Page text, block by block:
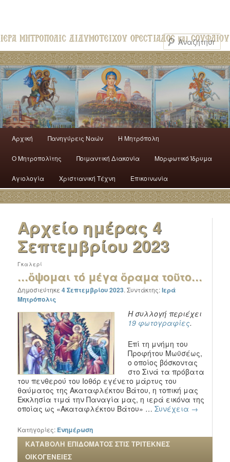
Αρχική Πανηγύρεις Ναών H Mητρόπολη
Ο Mητροπολίτης Ποιμαντική Διακονία Μορφωτικό Ίδρυμα
Αγιολογία Χριστιανική Τέχνη Επικοινωνία
Αρχείο ημέρας4
Σεπτεμβρίου 2023
…ὄψομαι τό μέγα ὅραμα τοῦτο…
Γκαλερί
Δημοσιεύτηκε4 Σεπτεμβρίου 2023.Συντάκτης:Ιερά
Μητρόπολις
Η συλλογή περιέχει
19 φωτογραφίες.
Επί τη μνήμη του
Προφήτου Μωϋσέως,
ο οποίος βόσκοντας
στο Σινά τα πρόβατα
του πενθερού του Ιοθόρ εγένετο μάρτυς του
θαύματος της Ακαταφλέκτου Βάτου, η τοπική μας
Εκκλησία τιμά την Παναγία μας, η ιερά εικόνα της
οποίας ως «Ακαταφλέκτου Βάτου» …Συνέχεια →
Κατηγορίες: Ενημέρωση
ΚΑΤΑΒΟΛΗ ΕΠΙΔΟΜΑΤΟΣ ΣΤΙΣ ΤΡΙΤΕΚΝΕΣ
ΟΙΚΟΓΕΝΕΙΕΣ